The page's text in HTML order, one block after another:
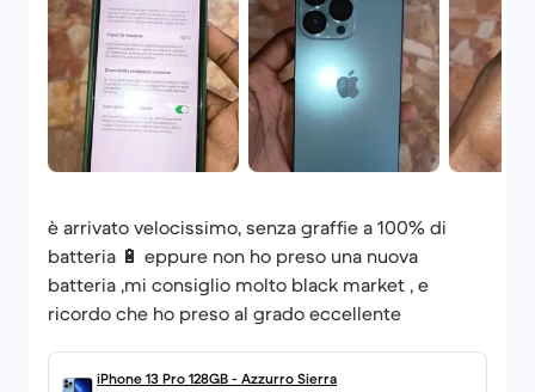
è arrivato velocissimo, senza graffie a 100% di
batteria 🔋 eppure non ho preso una nuova
batteria ,mi consiglio molto black market , e
ricordo che ho preso al grado eccellente
iPhone 13 Pro 128GB - Azzurro Sierra